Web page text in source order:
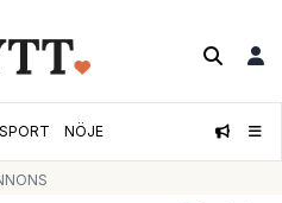
SPORT NÖJE